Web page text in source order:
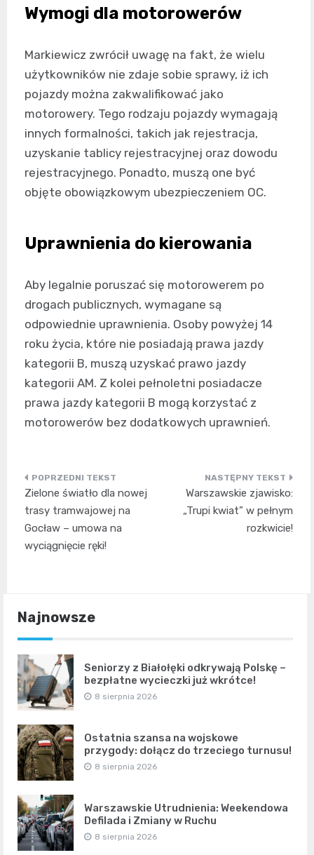
Wymogi dla motorowerów
Markiewicz zwrócił uwagę na fakt, że wielu
użytkowników nie zdaje sobie sprawy, iż ich
pojazdy można zakwalifikować jako
motorowery. Tego rodzaju pojazdy wymagają
innych formalności, takich jak rejestracja,
uzyskanie tablicy rejestracyjnej oraz dowodu
rejestracyjnego. Ponadto, muszą one być
objęte obowiązkowym ubezpieczeniem OC.
Uprawnienia do kierowania
Aby legalnie poruszać się motorowerem po
drogach publicznych, wymagane są
odpowiednie uprawnienia. Osoby powyżej 14
roku życia, które nie posiadają prawa jazdy
kategorii B, muszą uzyskać prawo jazdy
kategorii AM. Z kolei pełnoletni posiadacze
prawa jazdy kategorii B mogą korzystać z
motorowerów bez dodatkowych uprawnień.
Nawigacja
wpisu
Zielone światło dla nowej
trasy tramwajowej na
Gocław – umowa na
wyciągnięcie ręki!
Warszawskie zjawisko:
„Trupi kwiat” w pełnym
rozkwicie!
Najnowsze
Seniorzy z Białołęki odkrywają Polskę –
bezpłatne wycieczki już wkrótce!
8 sierpnia 2026
Ostatnia szansa na wojskowe
przygody: dołącz do trzeciego turnusu!
8 sierpnia 2026
Warszawskie Utrudnienia: Weekendowa
Defilada i Zmiany w Ruchu
8 sierpnia 2026